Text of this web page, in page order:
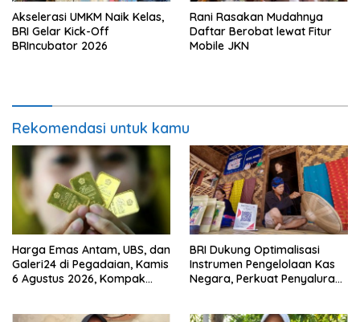
Akselerasi UMKM Naik Kelas,
BRI Gelar Kick-Off
BRIncubator 2026
Rani Rasakan Mudahnya
Daftar Berobat lewat Fitur
Mobile JKN
Rekomendasi untuk kamu
Harga Emas Antam, UBS, dan
Galeri24 di Pegadaian, Kamis
6 Agustus 2026, Kompak
BRI Dukung Optimalisasi
Instrumen Pengelolaan Kas
Negara, Perkuat Penyaluran